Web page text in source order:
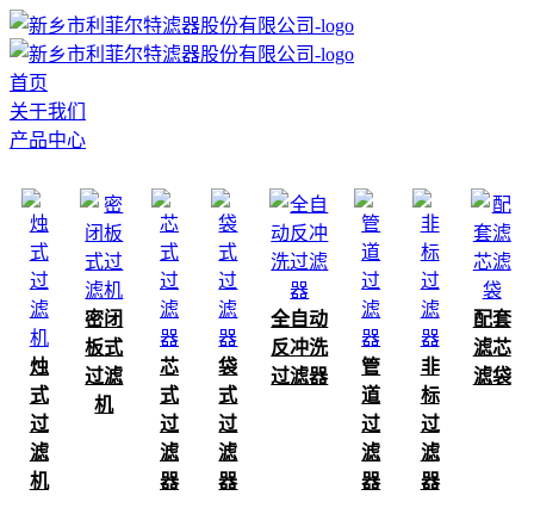
首页
关于我们
产品中心
烛
式
过
滤
机
密闭
板式
过滤
机
芯
式
过
滤
器
袋
式
过
滤
器
全自动
反冲洗
过滤器
管
道
过
滤
器
非
标
过
滤
器
配套
滤芯
滤袋